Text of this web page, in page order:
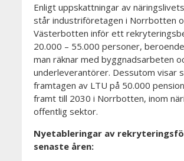
Enligt uppskattningar av
står industriföretagen i Norrbotten
Västerbotten inför ett
20.000 – 55.000 personer,
man räknar med byggnadsarbeten
underleverantörer. Dessutom visar
framtagen av LTU på 50.000
framt till 2030 i Norrbotten, inom
offentlig sektor.
Nyetableringar av
senaste åren: